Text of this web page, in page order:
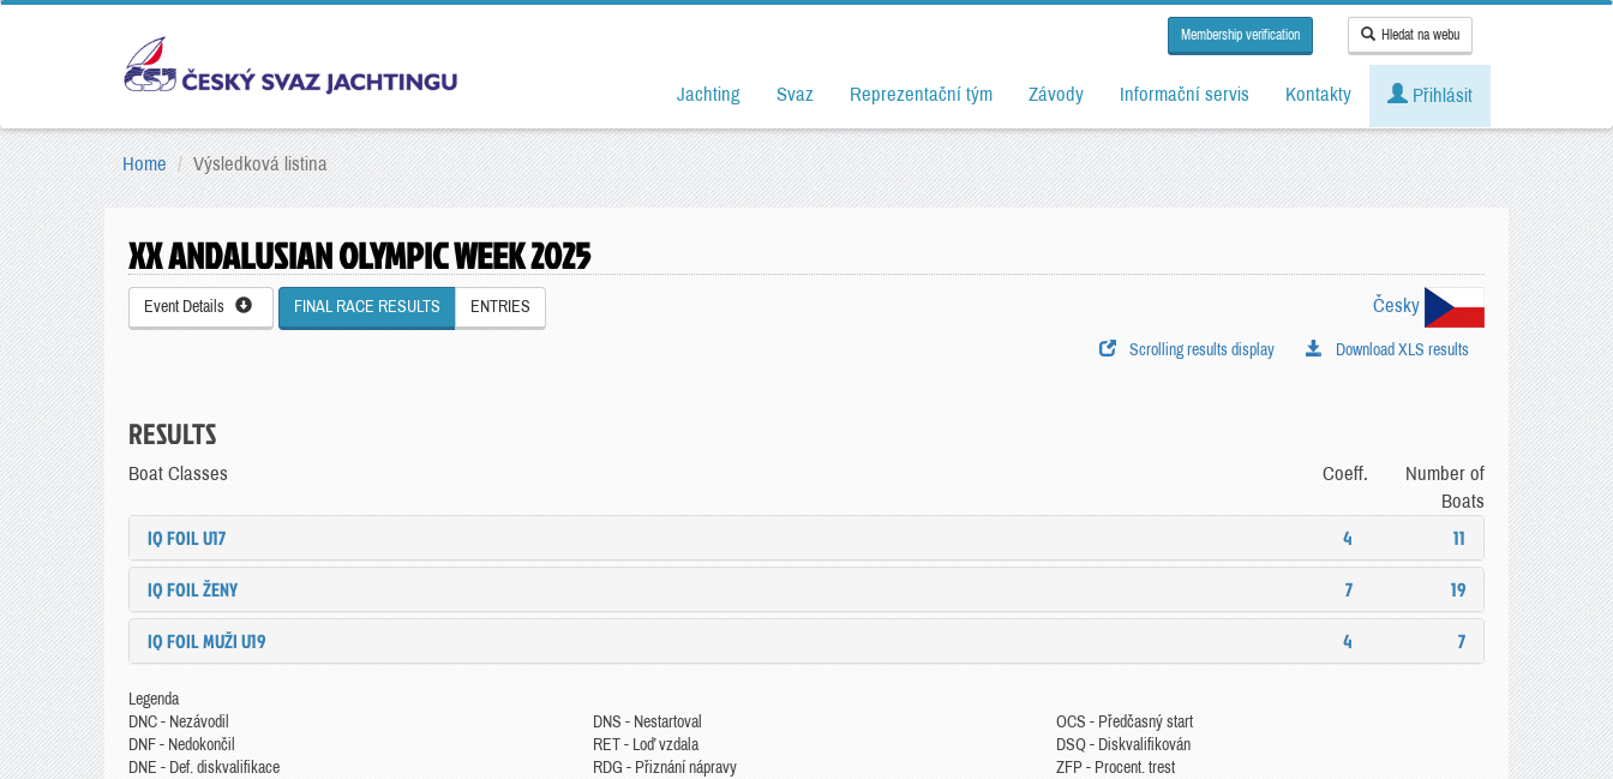
Membership verification Hledat na webu
Jachting Svaz Reprezentační tým Závody Informační servis Kontakty Přihlásit
Home Výsledková listina
XX ANDALUSIAN OLYMPIC WEEK 2025
Event Details FINAL RACE RESULTS ENTRIES Česky
Download XLS results
Scrolling results display
RESULTS
Boat Classes Coeff.
Number of
Boats
IQ FOIL U17 4
11
IQ FOIL ŽENY
7
19
IQ FOIL MUŽI U19
4 7
Legenda
DNC - Nezávodil
DNF - Nedokončil
DNE - Def. diskvalifikace
DNS - Nestartoval
RET - Loď vzdala
RDG - Přiznání nápravy
OCS - Předčasný start
DSQ - Diskvalifikován
ZFP - Procent. trest